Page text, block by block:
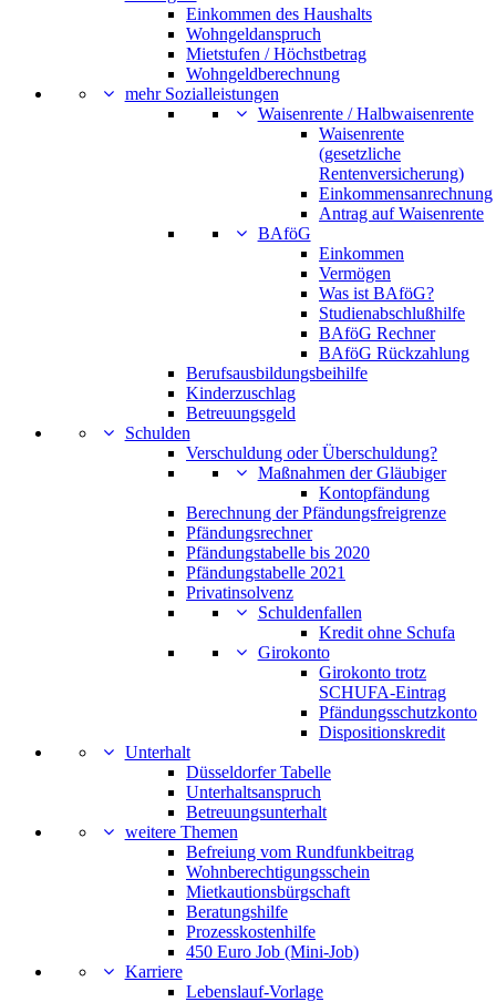
Einkommen des Haushalts
Wohngeldanspruch
Mietstufen / Höchstbetrag
Wohngeldberechnung
mehr Sozialleistungen
Waisenrente / Halbwaisenrente
Waisenrente
(gesetzliche
Rentenversicherung)
Einkommensanrechnung
Antrag auf Waisenrente
BAföG
Einkommen
Vermögen
Was ist BAföG?
Studienabschlußhilfe
BAföG Rechner
BAföG Rückzahlung
Berufsausbildungsbeihilfe
Kinderzuschlag
Betreuungsgeld
Schulden
Verschuldung oder Überschuldung?
Maßnahmen der Gläubiger
Kontopfändung
Berechnung der Pfändungsfreigrenze
Pfändungsrechner
Pfändungstabelle bis 2020
Pfändungstabelle 2021
Privatinsolvenz
Schuldenfallen
Kredit ohne Schufa
Girokonto
Girokonto trotz
SCHUFA-Eintrag
Pfändungsschutzkonto
Dispositionskredit
Unterhalt
Düsseldorfer Tabelle
Unterhaltsanspruch
Betreuungsunterhalt
weitere Themen
Befreiung vom Rundfunkbeitrag
Wohnberechtigungsschein
Mietkautionsbürgschaft
Beratungshilfe
Prozesskostenhilfe
450 Euro Job (Mini-Job)
Karriere
Lebenslauf-Vorlage